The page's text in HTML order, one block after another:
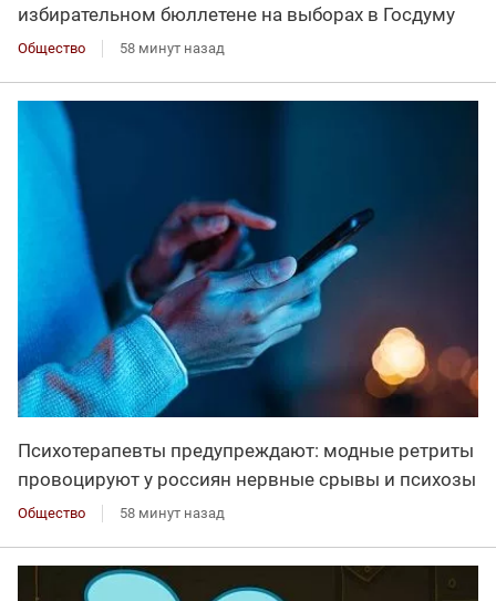
избирательном бюллетене на выборах в Госдуму
Общество 58 минут назад
Психотерапевты предупреждают: модные ретриты
провоцируют у россиян нервные срывы и психозы
Общество 58 минут назад